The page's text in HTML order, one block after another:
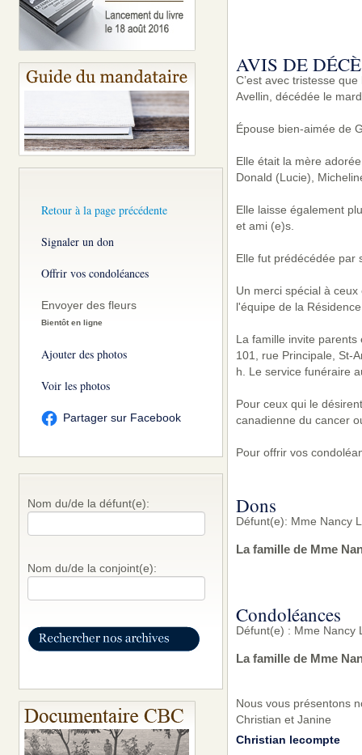
Retour à la page précédente
Signaler un don
Offrir vos condoléances
Envoyer des fleurs
Bientôt en ligne
Ajouter des photos
Voir les photos
Partager sur Facebook
Nom du/de la défunt(e):
Nom du/de la conjoint(e):
AVIS DE
C’est avec tristesse
Avellin, décédée le
Épouse bien-aimée de
Elle était la mère
Donald (Lucie),
Elle laisse également
et ami (e)s.
Elle fut prédécédée par
Un merci spécial à
l'équipe de la
La famille invite
101, rue Principale, St-
h. Le service funéraire
Pour ceux qui le
canadienne du cancer
Pour offrir vos
Dons
Défunt(e): Mme Nancy
La famille de Mme
Condoléances
Défunt(e) : Mme Nancy
La famille de Mme
Nous vous présentons
Christian et Janine
Christian lecompte